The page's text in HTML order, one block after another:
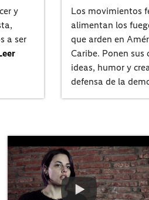
y
a ser
Los movimientos
alimentan los
que arden en
Caribe. Ponen sus
ideas, humor y
defensa de la